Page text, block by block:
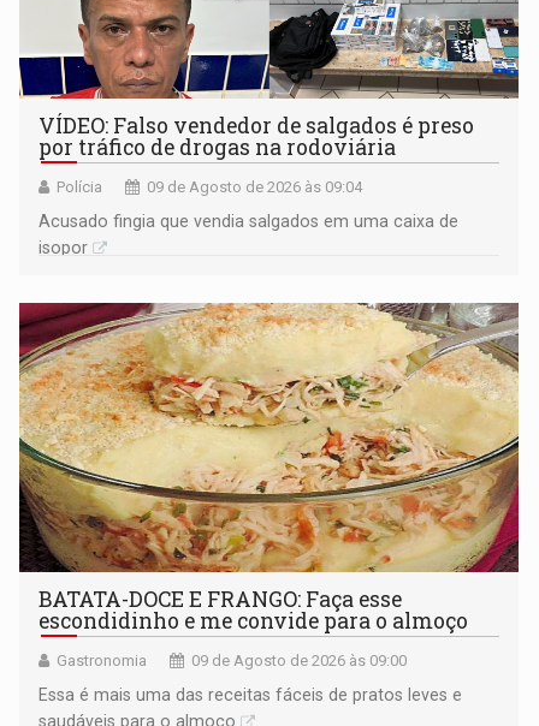
VÍDEO: Falso vendedor de salgados é preso
por tráfico de drogas na rodoviária
Polícia 09 de Agosto de 2026 às 09:04
Acusado fingia que vendia salgados em uma caixa de
isopor
BATATA-DOCE E FRANGO: Faça esse
escondidinho e me convide para o almoço
Gastronomia 09 de Agosto de 2026 às 09:00
Essa é mais uma das receitas fáceis de pratos leves e
saudáveis para o almoço